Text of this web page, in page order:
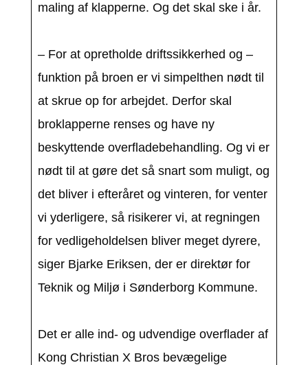
maling af klapperne. Og det skal ske i år.
– For at opretholde driftssikkerhed og –
funktion på broen er vi simpelthen nødt til
at skrue op for arbejdet. Derfor skal
broklapperne renses og have ny
beskyttende overfladebehandling. Og vi er
nødt til at gøre det så snart som muligt, og
det bliver i efteråret og vinteren, for venter
vi yderligere, så risikerer vi, at regningen
for vedligeholdelsen bliver meget dyrere,
siger Bjarke Eriksen, der er direktør for
Teknik og Miljø i Sønderborg Kommune.
Det er alle ind- og udvendige overflader af
Kong Christian X Bros bevægelige